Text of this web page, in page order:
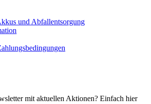
und Abfallentsorgung
mit aktuellen Aktionen? Einfach hier